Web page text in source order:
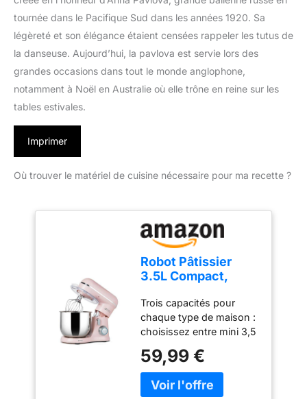
tournée dans le Pacifique Sud dans les années 1920. Sa
légèreté et son élégance étaient censées rappeler les tutus de
la danseuse. Aujourd’hui, la pavlova est servie lors des
grandes occasions dans tout le monde anglophone,
notamment à Noël en Australie où elle trône en reine sur les
tables estivales.
Imprimer
Où trouver le matériel de cuisine nécessaire pour ma recette ?
Robot Pâtissier
3.5L Compact,
10 Vitesses +
Pulse, Léger 2,9 kg,
Bol Inox, 3
Accessoires, Mini
Robot Cuisine
Multifonction, Idéal
Pâtisserie Maison
Trois capacités pour
chaque type de maison :
choisissez entre mini 3,5
ou les débutants, 5 l
pour les familles qui
cuisinent
59,99 €